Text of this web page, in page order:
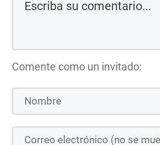
Comente como un invitado: